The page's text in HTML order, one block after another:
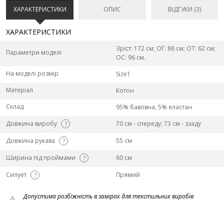
ХАРАКТЕРИСТИКИ ОПИС ВІДГУКИ (3)
ХАРАКТЕРИСТИКИ
Параметри моделі
Зріст: 172 см; ОГ: 86 см; ОТ: 62 см;
ОС: 96 см.
На моделі розмір
Size1
Матеріал
Котон
Склад
95% бавовна, 5% еластан
Довжина виробу
?
70 см - спереду; 73 см - ззаду
Довжина рукава
?
55 см
Ширина під проймами
?
60 см
Силует
? Прямий
Допустима розбіжність в замірах для текстильних виробів